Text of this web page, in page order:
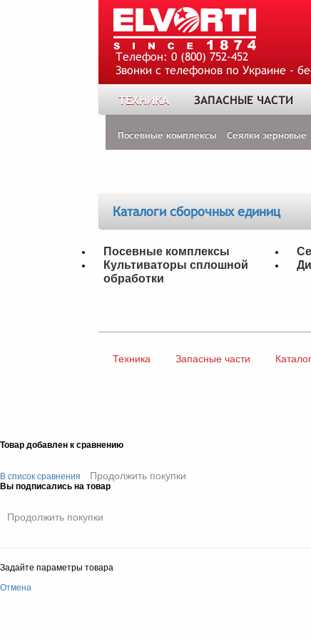
Телефон: 0 (800) 752-452
Звонки с телефонов по Украине -
ТЕХНИКА ЗАПАСНЫЕ ЧАСТИ
Посевные комплексы Сеялки зерновые
Каталоги сборочных единиц
Посевные комплексы
Культиваторы сплошной
обработки
Техника Запасные части
Товар добавлен к сравнению
В список сравнения Продолжить покупки
Вы подписались на товар
Продолжить покупки
Задайте параметры товара
Отмена